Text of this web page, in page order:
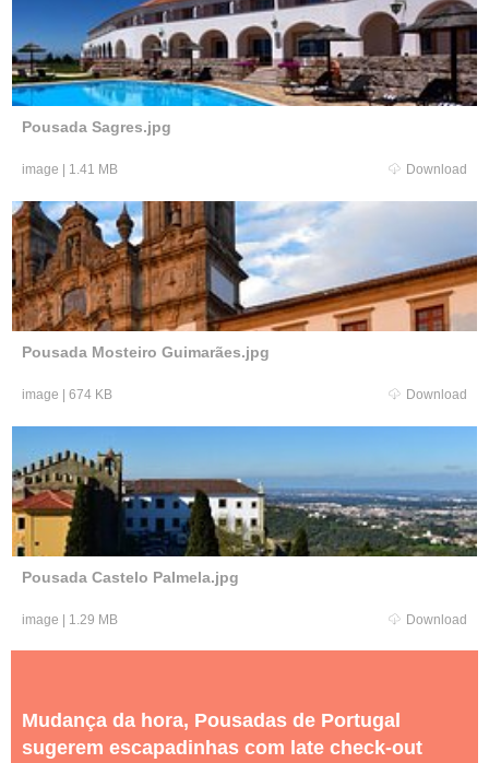
Pousada Sagres.jpg
image 1.41 MB Download
Pousada Mosteiro Guimarães.jpg
image 674 KB Download
Pousada Castelo Palmela.jpg
image 1.29 MB Download
Mudança da hora, Pousadas de Portugal
sugerem escapadinhas com late check-out